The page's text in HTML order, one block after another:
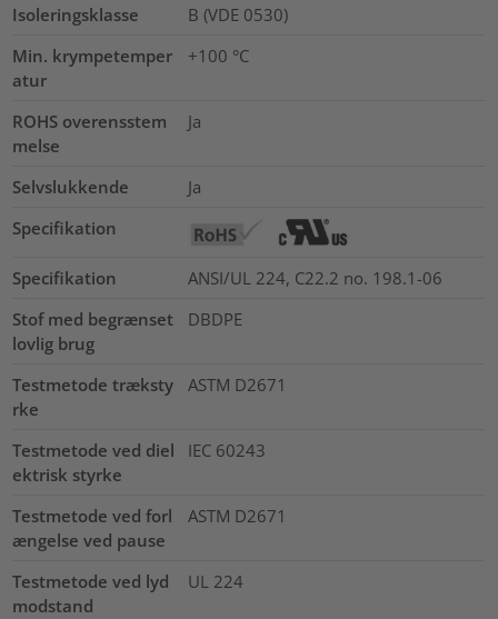
Isoleringsklasse
B (VDE 0530)
Min. krympetemper
atur
+100 °C
ROHS overensstem
melse
Ja
Selvslukkende
Ja
Specifikation
Specifikation
ANSI/UL 224, C22.2 no. 198.1-06
Stof med begrænset
lovlig brug
DBDPE
Testmetode træksty
rke
ASTM D2671
Testmetode ved diel
ektrisk styrke
IEC 60243
Testmetode ved forl
ængelse ved pause
ASTM D2671
Testmetode ved lyd
modstand
UL 224